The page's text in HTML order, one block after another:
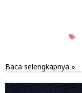
Baca selengkapnya »